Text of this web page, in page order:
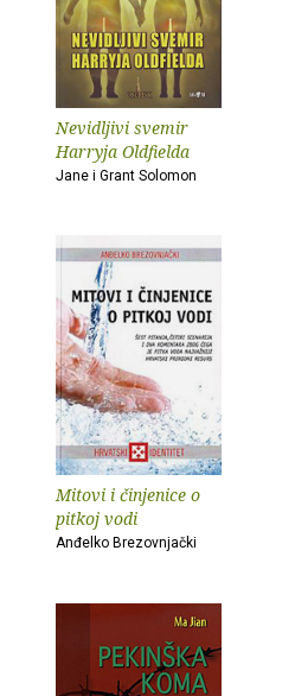
Nevidljivi svemir
Harryja Oldfielda
Jane i Grant Solomon
Mitovi i činjenice o
pitkoj vodi
Anđelko Brezovnjački